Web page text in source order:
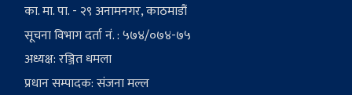
का. मा. पा. - २९ अनामनगर, काठमाडौं
सूचना विभाग दर्ता नं. : ५७४/०७४-७५
अध्यक्ष: रञ्जित धमला
प्रधान सम्पादक: संजना मल्ल